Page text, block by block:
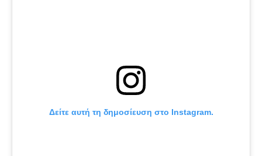
Δείτε αυτή τη δημοσίευση στο Instagram.